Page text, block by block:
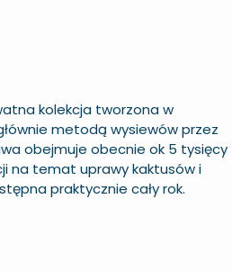
kolekcja tworzona w
metodą wysiewów przez
obejmuje obecnie ok 5 tysięcy
na temat uprawy kaktusów i
praktycznie cały rok.